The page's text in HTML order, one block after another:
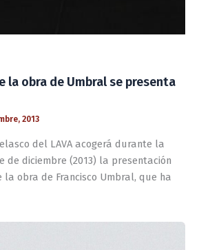
la obra de Umbral se presenta
2013
del LAVA acogerá durante la
de diciembre (2013) la presentación
obra de Francisco Umbral, que ha